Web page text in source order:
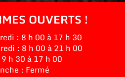
OUVERTS !
: 8 h 00 à 17 h 30
: 8 h 00 à 21 h 00
h 30 à 17 h 00
: Fermé